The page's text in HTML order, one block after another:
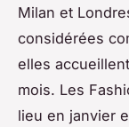
Milan et
considérées
elles
mois. Les
lieu en janvier